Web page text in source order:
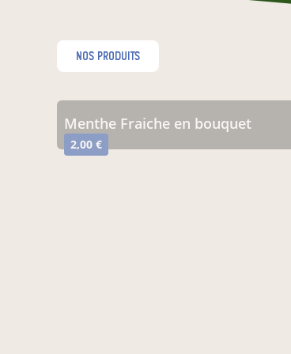
nos produits
menthe Fraiche en bouquet
2,00 €